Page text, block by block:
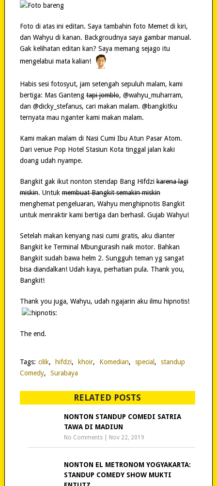
Foto di atas ini editan. Saya tambahin foto Memet di kiri,
dan Wahyu di kanan. Backgroudnya saya gambar manual.
Gak kelihatan editan kan? Saya memang sejago itu
mengelabui mata kalian!
Habis sesi fotosyut, jam setengah sepuluh malam, kami
bertiga: Mas Gantengtapi jomblo, @wahyu_muharram,
dan @dicky_stefanus, cari makan malam. @bangkitku
ternyata mau nganter kami makan malam.
Kami makan malam di Nasi Cumi Ibu Atun Pasar Atom.
Dari venue Pop Hotel Stasiun Kota tinggal jalan kaki
doang udah nyampe.
Bangkit gak ikut nonton stendap Bang Hifdzikarena lagi
miskin. Untukmembuat Bangkit semakin miskin
menghemat pengeluaran, Wahyu menghipnotis Bangkit
untuk menraktir kami bertiga dan berhasil. Gujab Wahyu!
Setelah makan kenyang nasi cumi gratis, aku dianter
Bangkit ke Terminal Mbungurasih naik motor. Bahkan
Bangkit sudah bawa helm 2. Sungguh teman yg sangat
bisa diandalkan! Udah kaya, perhatian pula. Thank you,
Bangkit!
Thank you juga, Wahyu, udah ngajarin aku ilmu hipnotis!
The end.
Tags: cilik, hifdzi, khoir, Komedian, special ,
standup
Comedy, Surabaya
RELATED POSTS
NONTON STANDUP COMEDI SATRIA
TAWA DI MADIUN
No Comments Nov 22, 2019
NONTON EL METRONOM YOGYAKARTA:
STANDUP COMEDY SHOW MUKTI